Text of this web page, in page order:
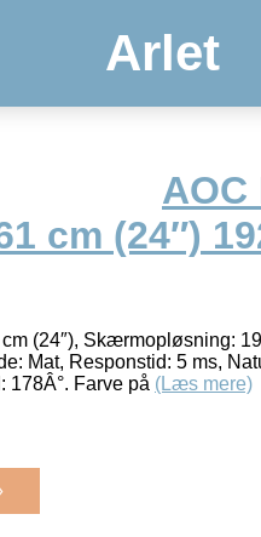
Arlet
AOC
cm (24″)
(24″), Skærmopløsning:
Mat, Responstid: 5 ms,
178Â°. Farve på (Læs mere)